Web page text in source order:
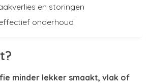
en storingen
onderhoud
minder lekker smaakt, vlak of